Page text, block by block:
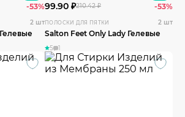
-53%
2 шт
99.90 ₽210.42 ₽ -53%
ПОЛОСКИ ДЛЯ ПЯТКИ 2 шт
Salton Feet Only Lady Гелевые
5 1